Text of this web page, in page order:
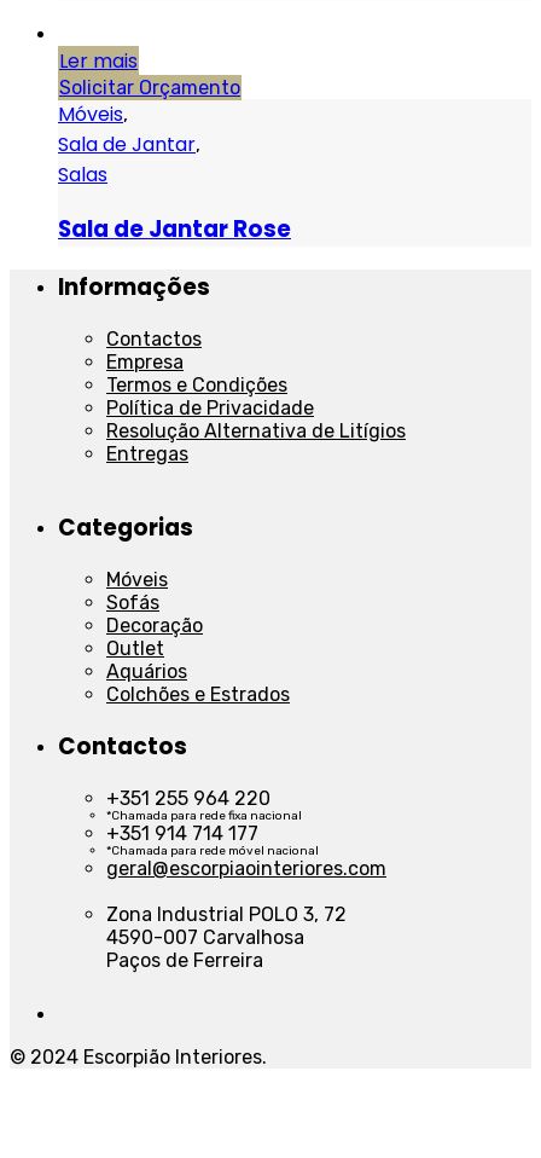
Ler mais
Solicitar Orçamento
Móveis,
Sala de Jantar,
Salas
Sala de Jantar Rose
Informações
Contactos
Empresa
Termos e Condições
Política de Privacidade
Resolução Alternativa de Litígios
Entregas
Categorias
Móveis
Sofás
Decoração
Outlet
Aquários
Colchões e Estrados
Contactos
+351 255 964 220
*Chamada para rede fixa nacional
+351 914 714 177
*Chamada para rede móvel nacional
geral@escorpiaointeriores.com
Zona Industrial POLO 3, 72
4590-007 Carvalhosa
Paços de Ferreira
© 2024 Escorpião Interiores.